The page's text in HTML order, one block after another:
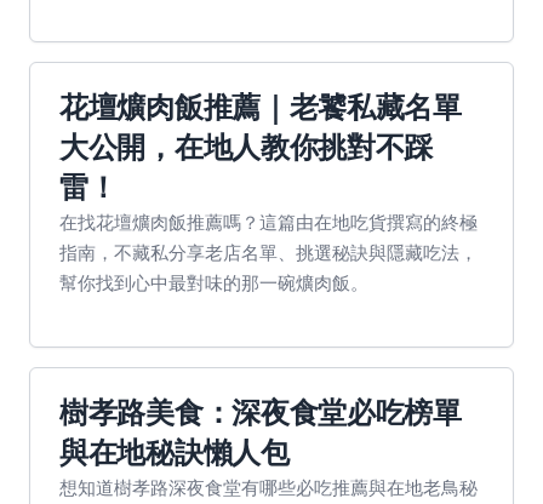
花壇爌肉飯推薦｜老饕私藏名單
大公開，在地人教你挑對不踩
雷！
在找花壇爌肉飯推薦嗎？這篇由在地吃貨撰寫的終極
指南，不藏私分享老店名單、挑選秘訣與隱藏吃法，
幫你找到心中最對味的那一碗爌肉飯。
樹孝路美食：深夜食堂必吃榜單
與在地秘訣懶人包
想知道樹孝路深夜食堂有哪些必吃推薦與在地老鳥秘